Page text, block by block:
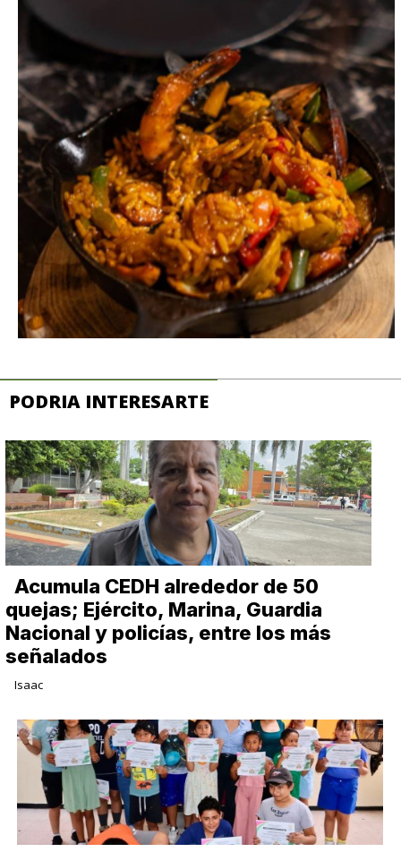
PODRIA INTERESARTE
Acumula CEDH alrededor de 50
quejas; Ejército, Marina, Guardia
Nacional y policías, entre los más
señalados
Isaac